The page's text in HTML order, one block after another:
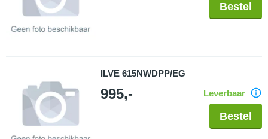
Bestel
ILVE 615NWDPP/EG
995,- Leverbaar
Bestel